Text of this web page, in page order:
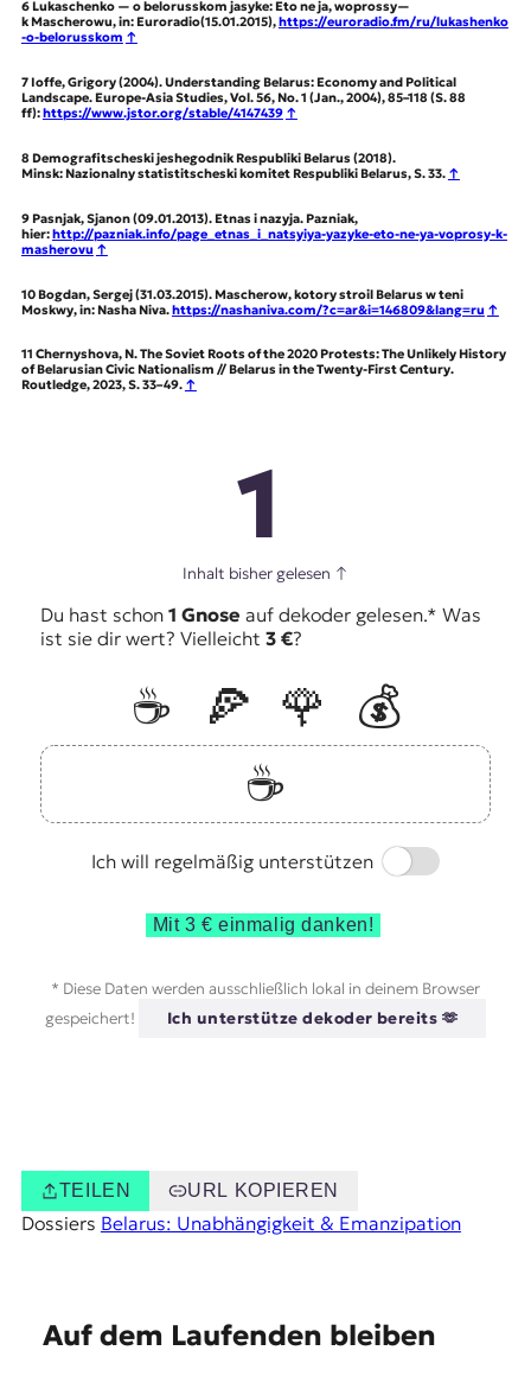
6Lukaschenko — o belorusskom jasyke: Eto ne ja, woprossy—
k Mascherowu, in: Euroradio(15.01.2015),https://euroradio.fm/ru/lukashenko
-o-belorusskom ↑
7Ioffe, Grigory (2004). Understanding Belarus: Economy and Political
Landscape. Europe-Asia Studies, Vol. 56, No. 1 (Jan., 2004), 85–118 (S. 88
ff):https://www.jstor.org/stable/4147439 ↑
8 Demografitscheski jeshegodnik Respubliki Belarus (2018).
Minsk: Nazionalny statistitscheski komitet Respubliki Belarus, S. 33. ↑
9Pasnjak, Sjanon (09.01.2013). Etnas i nazyja. Pazniak,
hier:http://pazniak.info/page_etnas_i_natsyiya-yazyke-eto-ne-ya-voprosy-k-
masherovu ↑
10Bogdan, Sergej (31.03.2015). Mascherow, kotory stroil Belarus w teni
Moskwy, in: Nasha Niva.https://nashaniva.com/?c=ar&i=146809&lang=ru ↑
11 Chernyshova, N. The Soviet Roots of the 2020 Protests: The Unlikely History
of Belarusian Civic Nationalism // Belarus in the Twenty-First Century.
Routledge, 2023, S. 33–49. ↑
1
Inhalt bisher gelesen ↑
Du hast schon 1 Gnose auf dekoder gelesen.* Was
ist sie dir wert? Vielleicht 3 €?
☕️ 🍕 🌹
💰
☕️
Ich will regelmäßig unterstützen
Switch
Mit 3 € einmalig danken!
* Diese Daten werden ausschließlich lokal in deinem Browser
gespeichert!
Ich unterstütze dekoder bereits 🫶
TEILEN URL KOPIEREN
Dossiers Belarus: Unabhängigkeit & Emanzipation
Auf dem Laufenden bleiben